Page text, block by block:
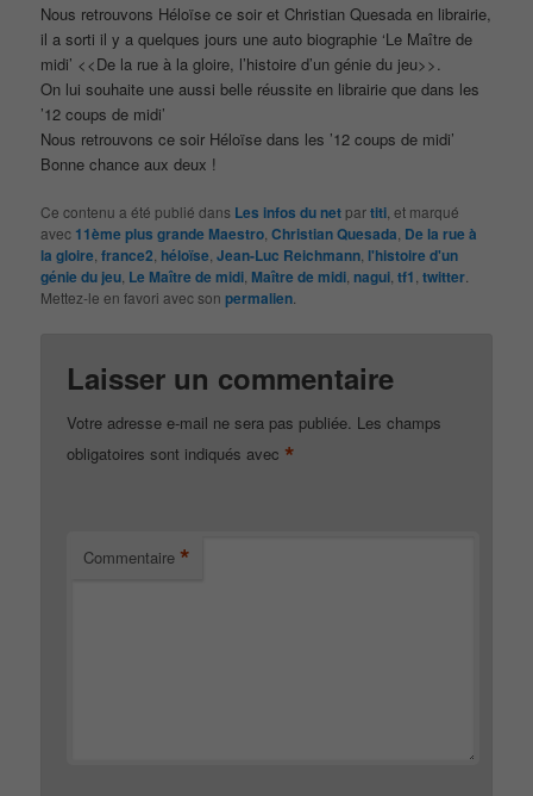
Nous retrouvons Héloïse ce soir et Christian Quesada en librairie,
il a sorti il y a quelques jours une auto biographie ‘Le Maître de
midi’ <<De la rue à la gloire, l’histoire d’un génie du jeu>>.
On lui souhaite une aussi belle réussite en librairie que dans les
’12 coups de midi’
Nous retrouvons ce soir Héloïse dans les ’12 coups de midi’
Bonne chance aux deux !
Ce contenu a été publié dans Les infos du net partiti , et marqué
avec 11ème plus grande Maestro ,Christian Quesada De la rue à
la gloire ,france2 héloïse ,Jean-Luc Reichmann l'histoire d'un
génie du jeu Le Maître de midi Maître de midi nagui ,tf1 ,twitter
Mettez-le en favori avec sonpermalien
Laisser un commentaire
Votre adresse e-mail ne sera pas publiée. Les champs
obligatoires sont indiqués avec *
Commentaire *